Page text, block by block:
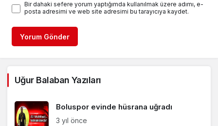
Bir dahaki sefere yorum yaptığımda kullanılmak üzere adımı, e-
posta adresimi ve web site adresimi bu tarayıcıya kaydet.
Yorum Gönder
Uğur Balaban Yazıları
Boluspor evinde hüsrana uğradı
3 yıl önce